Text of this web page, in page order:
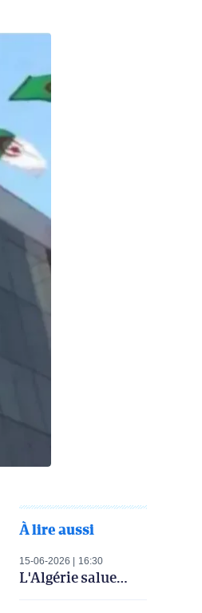
À lire aussi
15-06-2026 16:30
L'Algérie salue…